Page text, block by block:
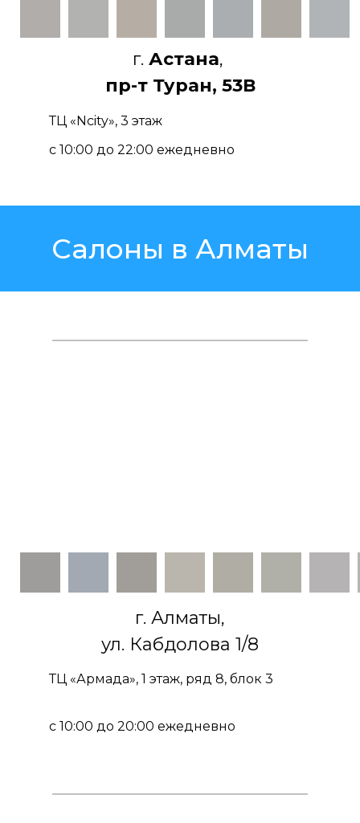
г. Астана,
пр-т Туран, 53В
ТЦ «Ncity», 3 этаж
с 10:00 до 22:00 ежедневно
Салоны в Алматы
г. Алматы,
ул. Кабдолова 1/8
ТЦ «Армада», 1 этаж, ряд 8, блок 3
с 10:00 до 20:00 ежедневно